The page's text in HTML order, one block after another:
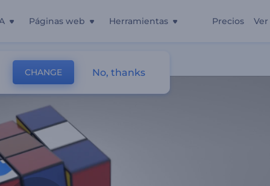
Páginas web Herramientas Precios Ver
CHANGE No, thanks